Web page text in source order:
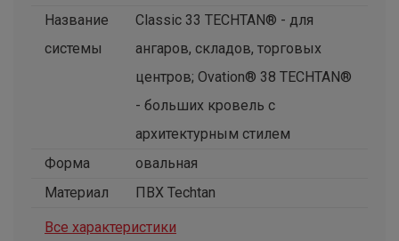
Название
системы
Classic 33 TECHTAN® - для
ангаров, складов, торговых
центров; Ovation® 38 TECHTAN®
- больших кровель с
архитектурным стилем
Форма
овальная
Материал
ПВХ Techtan
Все характеристики